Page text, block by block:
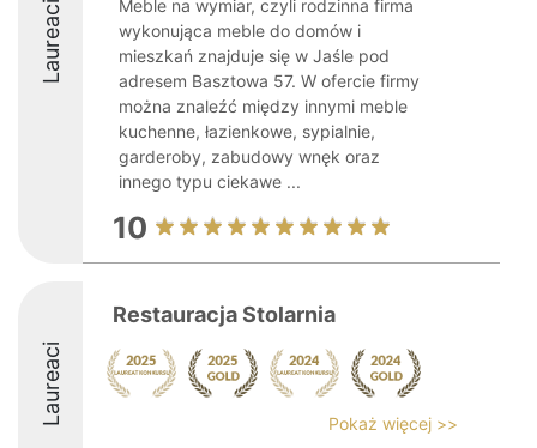
Laureaci
Meble na wymiar, czyli rodzinna firma
wykonująca meble do domów i
mieszkań znajduje się w Jaśle pod
adresem Basztowa 57. W ofercie firmy
można znaleźć między innymi meble
kuchenne, łazienkowe, sypialnie,
garderoby, zabudowy wnęk oraz
innego typu ciekawe ...
10
Laureaci
Restauracja Stolarnia
Pokaż więcej >>